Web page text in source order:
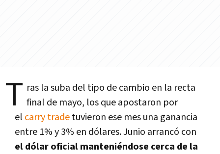
T ras la suba del tipo de cambio en la recta
final de mayo, los que apostaron por
el carry tradetuvieron ese mes una ganancia
entre 1% y 3% en dólares. Junio arrancó con
el dólar oficial manteniéndose cerca de la